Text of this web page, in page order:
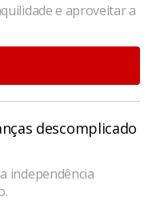
e aproveitar a
descomplicado
independência